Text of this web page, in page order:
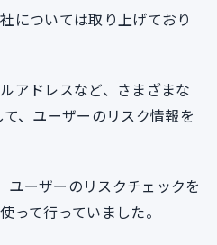
については取り上げており
アドレスなど、さまざまな
、ユーザーのリスク情報を
ーザーのリスクチェックを
って行っていました。